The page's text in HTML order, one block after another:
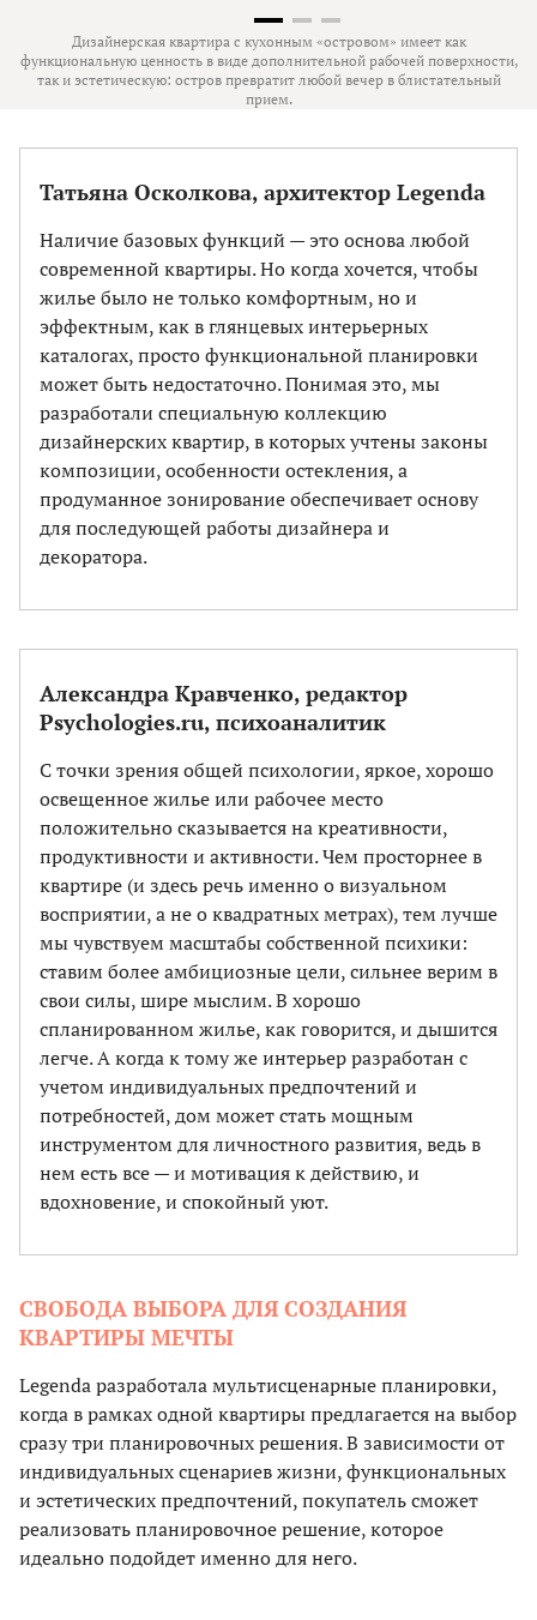
Дизайнерская квартира с кухонным «островом» имеет как
функциональную ценность в виде дополнительной рабочей поверхности,
так и эстетическую: остров превратит любой вечер в блистательный
прием.
Татьяна Осколкова, архитектор Legenda
Наличие базовых функций — это основа любой
современной квартиры. Но когда хочется, чтобы
жилье было не только комфортным, но и
эффектным, как в глянцевых интерьерных
каталогах, просто функциональной планировки
может быть недостаточно. Понимая это, мы
разработали специальную коллекцию
дизайнерских квартир, в которых учтены законы
композиции, особенности остекления, а
продуманное зонирование обеспечивает основу
для последующей работы дизайнера и
декоратора.
Александра Кравченко, редактор
Psychologies.ru, психоаналитик
С точки зрения общей психологии, яркое, хорошо
освещенное жилье или рабочее место
положительно сказывается на креативности,
продуктивности и активности. Чем просторнее в
квартире (и здесь речь именно о визуальном
восприятии, а не о квадратных метрах), тем лучше
мы чувствуем масштабы собственной психики:
ставим более амбициозные цели, сильнее верим в
свои силы, шире мыслим. В хорошо
спланированном жилье, как говорится, и дышится
легче. А когда к тому же интерьер разработан с
учетом индивидуальных предпочтений и
потребностей, дом может стать мощным
инструментом для личностного развития, ведь в
нем есть все — и мотивация к действию, и
вдохновение, и спокойный уют.
СВОБОДА ВЫБОРА ДЛЯ СОЗДАНИЯ
КВАРТИРЫ МЕЧТЫ
Legenda разработала мультисценарные планировки,
когда в рамках одной квартиры предлагается на выбор
сразу три планировочных решения. В зависимости от
индивидуальных сценариев жизни, функциональных
и эстетических предпочтений, покупатель сможет
реализовать планировочное решение, которое
идеально подойдет именно для него.